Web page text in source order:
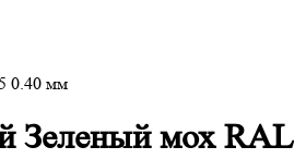
0.40 мм
Зеленый мох